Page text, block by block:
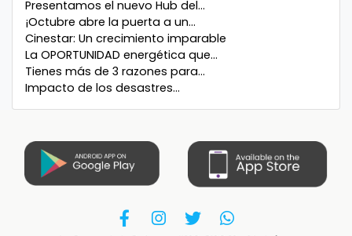
Presentamos el nuevo Hub del...
¡Octubre abre la puerta a un...
Cinestar: Un crecimiento imparable
La OPORTUNIDAD energética que...
Tienes más de 3 razones para...
Impacto de los desastres...